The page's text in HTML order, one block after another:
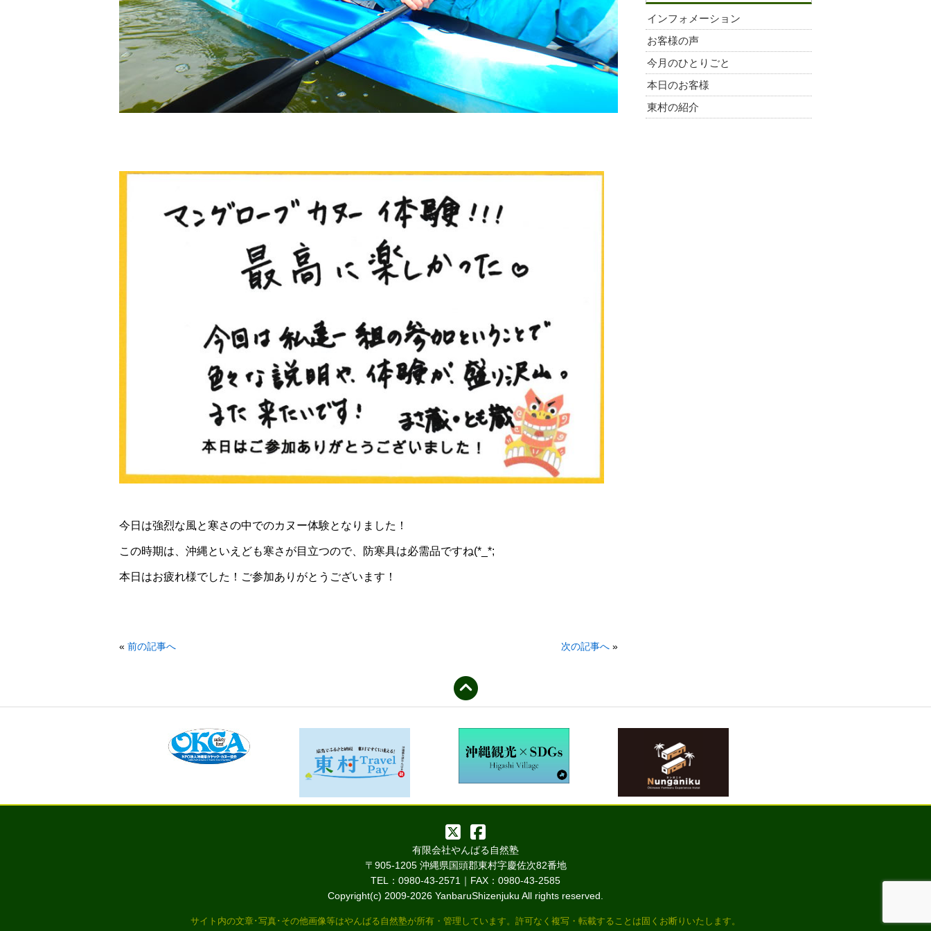
今日は強烈な風と寒さの中でのカヌー体験となりました！
この時期は、沖縄といえども寒さが目立つので、防寒具は必需品ですね(*_*;
本日はお疲れ様でした！ご参加ありがとうございます！
« 前の記事へ 次の記事へ »
インフォメーション
お客様の声
今月のひとりごと
本日のお客様
東村の紹介
有限会社やんばる自然塾
〒905-1205 沖縄県国頭郡東村字慶佐次82番地
TEL：0980-43-2571｜FAX：0980-43-2585
Copyright(c) 2009-2026 YanbaruShizenjuku All rights reserved.
サイト内の文章･写真･その他画像等はやんばる自然塾が所有・管理しています。許可なく複写・転載することは固くお断りいたします。